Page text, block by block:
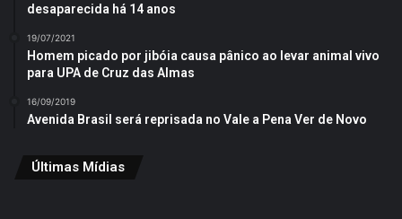
desaparecida há 14 anos
19/07/2021
Homem picado por jibóia causa pânico ao levar animal vivo
para UPA de Cruz das Almas
16/09/2019
Avenida Brasil será reprisada no Vale a Pena Ver de Novo
Últimas Mídias